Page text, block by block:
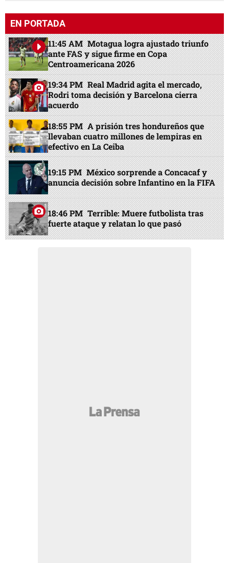
EN PORTADA
11:45 AM Motagua logra ajustado triunfo
ante FAS y sigue firme en Copa
Centroamericana 2026
19:34 PM Real Madrid agita el mercado,
Rodri toma decisión y Barcelona cierra
acuerdo
18:55 PM A prisión tres hondureños que
llevaban cuatro millones de lempiras en
efectivo en La Ceiba
19:15 PM México sorprende a Concacaf y
anuncia decisión sobre Infantino en la FIFA
18:46 PM Terrible: Muere futbolista tras
fuerte ataque y relatan lo que pasó